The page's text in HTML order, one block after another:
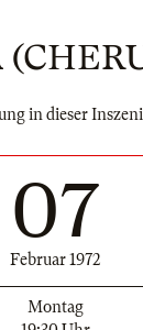
in dieser
07
Februar 1972
Montag